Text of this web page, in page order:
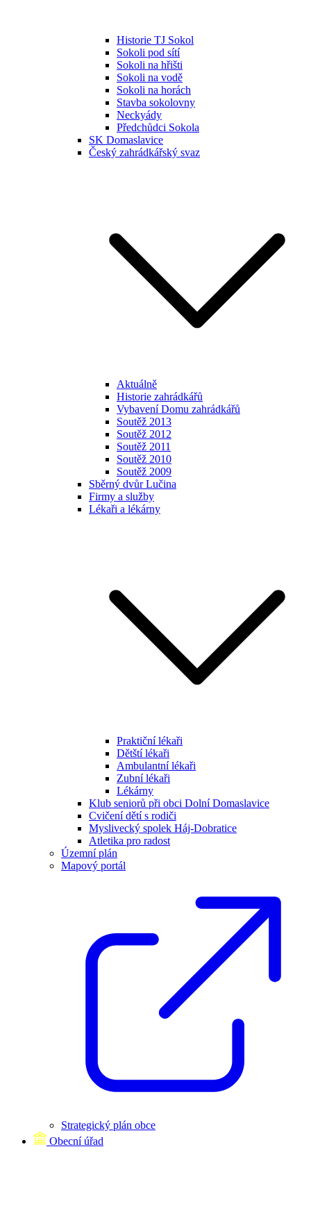
Historie TJ Sokol
Sokoli pod sítí
Sokoli na hřišti
Sokoli na vodě
Sokoli na horách
Stavba sokolovny
Neckyády
Předchůdci Sokola
SK Domaslavice
Český zahrádkářský svaz
Aktuálně
Historie zahrádkářů
Vybavení Domu zahrádkářů
Soutěž 2013
Soutěž 2012
Soutěž 2011
Soutěž 2010
Soutěž 2009
Sběrný dvůr Lučina
Firmy a služby
Lékaři a lékárny
Praktiční lékaři
Dětští lékaři
Ambulantní lékaři
Zubní lékaři
Lékárny
Klub seniorů při obci Dolní Domaslavice
Cvičení dětí s rodiči
Myslivecký spolek Háj-Dobratice
Atletika pro radost
Územní plán
Mapový portál
Strategický plán obce
Obecní úřad